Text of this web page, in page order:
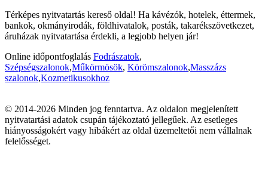
Térképes nyitvatartás kereső oldal! Ha kávézók, hotelek, éttermek,
bankok, okmányirodák, földhivatalok, posták, takarékszövetkezet,
áruházak nyitvatartása érdekli, a legjobb helyen jár!
Online időpontfoglalás Fodrászatok,
Szépségszalonok,Műkörmösök, Körömszalonok,Masszázs
szalonok,Kozmetikusokhoz
© 2014-2026 Minden jog fenntartva. Az oldalon megjelenített
nyitvatartási adatok csupán tájékoztató jellegűek. Az esetleges
hiányosságokért vagy hibákért az oldal üzemeltetői nem vállalnak
felelősséget.